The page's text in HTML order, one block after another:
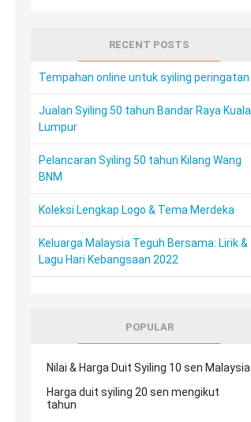
RECENT POSTS
Tempahan online untuk syiling peringatan
Jualan Syiling 50 tahun Bandar Raya Kuala
Lumpur
Pelancaran Syiling 50 tahun Kilang Wang
BNM
Koleksi Lengkap Logo & Tema Merdeka
Keluarga Malaysia Teguh Bersama: Lirik &
Lagu Hari Kebangsaan 2022
POPULAR
Nilai & Harga Duit Syiling 10 sen Malaysia
Harga duit syiling 20 sen mengikut
tahun